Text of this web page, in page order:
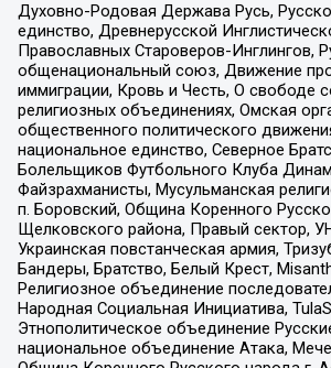
Духовно-Родовая Держава Русь,
единство, Древнерусской
Православных Староверов-Инглингов,
общенациональный союз, Движение
иммиграции, Кровь и Честь, О свободе
религиозных объединениях, Омская
общественного политического
национальное единство, Северное
Болельщиков Футбольного Клуба
Файзрахманисты, Мусульманская
п. Боровский, Община Коренного
Щелковского района, Правый сектор,
Украинская повстанческая армия,
Бандеры, Братство, Белый Крест,
Религиозное объединение
Народная Социальная Инициатива,
Этнополитическое объединение
национальное объединение Атака,